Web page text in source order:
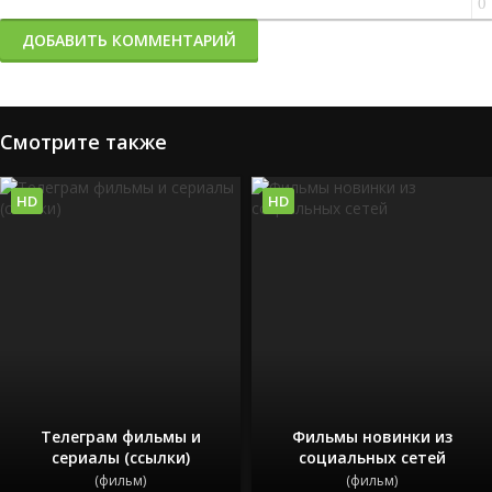
ДОБАВИТЬ КОММЕНТАРИЙ
Смотрите также
Телеграм фильмы и
сериалы (ссылки)
(фильм)
HD
Фильмы новинки из
социальных сетей
(фильм)
HD